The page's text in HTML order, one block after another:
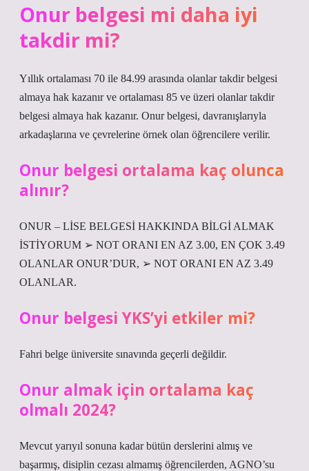
Onur belgesi mi daha iyi
takdir mi?
Yıllık ortalaması 70 ile 84.99 arasında olanlar takdir belgesi
almaya hak kazanır ve ortalaması 85 ve üzeri olanlar takdir
belgesi almaya hak kazanır. Onur belgesi, davranışlarıyla
arkadaşlarına ve çevrelerine örnek olan öğrencilere verilir.
Onur belgesi ortalama kaç olunca
alınır?
ONUR – LİSE BELGESİ HAKKINDA BİLGİ ALMAK
İSTİYORUM ➢ NOT ORANI EN AZ 3.00, EN ÇOK 3.49
OLANLAR ONUR’DUR, ➢ NOT ORANI EN AZ 3.49
OLANLAR.
Onur belgesi YKS’yi etkiler mi?
Fahri belge üniversite sınavında geçerli değildir.
Onur almak için ortalama kaç
olmalı 2024?
Mevcut yarıyıl sonuna kadar bütün derslerini almış ve
başarmış, disiplin cezası almamış öğrencilerden, AGNO’su